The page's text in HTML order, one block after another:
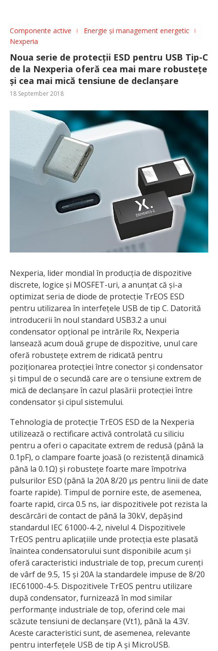
Componente active
Energie și management energetic
Nexperia
Noua serie de protecții ESD pentru USB Tip-C
de la Nexperia oferă cea mai mare robustețe
și cea mai mică tensiune de declanșare
18 September 2018
Nexperia, lider mondial în producția de dispozitive
discrete, logice și MOSFET-uri, a anunțat că și-a
optimizat seria de diode de protecție TrEOS ESD
pentru utilizarea în interfețele USB de tip C. Datorită
introducerii în noul standard USB3.2 a unui
condensator opțional pe intrările Rx, Nexperia
lansează acum două grupe de dispozitive, unul care
oferă robustețe extrem de ridicată pentru
poziționarea protecției între conector și condensator
și timpul de o secundă care are o tensiune extrem de
mică de declanșare în cazul plasării protecției între
condensator și cipul sistemului.
Tehnologia de protecție TrEOS ESD de la Nexperia
utilizează o rectificare activă controlată cu siliciu
pentru a oferi o capacitate extrem de redusă (până la
0.1pF), o clampare foarte joasă (o rezistență dinamică
până la 0.1Ω) și robustețe foarte mare împotriva
pulsurilor ESD (până la 20A 8/20 μs pentru linii de date
foarte rapide). Timpul de pornire este, de asemenea,
foarte rapid, circa 0.5 ns, iar dispozitivele pot rezista la
descărcări de contact de până la 30kV, depășind
standardul IEC 61000-4-2, nivelul 4. Dispozitivele
TrEOS pentru aplicațiile unde protecția este plasată
înaintea condensatorului sunt disponibile acum și
oferă caracteristici industriale de top, precum curenți
de vârf de 9.5, 15 și 20A la standardele impuse de 8/20
IEC61000-4-5. Dispozitivele TrEOS pentru utilizare
după condensator, furnizează în mod similar
performanțe industriale de top, oferind cele mai
scăzute tensiuni de declanșare (Vt1), până la 4.3V.
Aceste caracteristici sunt, de asemenea, relevante
pentru interfețele USB de tip A și MicroUSB.